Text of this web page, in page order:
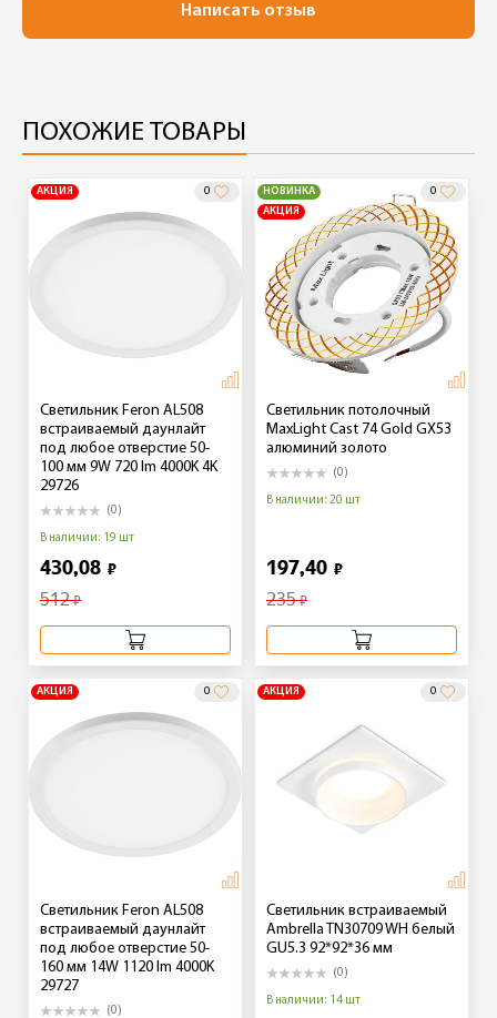
Написать отзыв
ПОХОЖИЕ ТОВАРЫ
АКЦИЯ 0
Светильник Feron AL508
встраиваемый даунлайт
под любое отверстие 50-
100 мм 9W 720 lm 4000K 4K
29726
(0)
В наличии: 19 шт
430,08 ₽
512₽
НОВИНКА
АКЦИЯ
0
Светильник потолочный
MaxLight Cast 74 Gold GX53
алюминий золото
(0)
В наличии: 20 шт
197,40 ₽
235₽
АКЦИЯ 0
Светильник Feron AL508
встраиваемый даунлайт
под любое отверстие 50-
160 мм 14W 1120 lm 4000K
29727
(0)
АКЦИЯ 0
Светильник встраиваемый
Ambrella TN30709 WH белый
GU5.3 92*92*36 мм
(0)
В наличии: 14 шт